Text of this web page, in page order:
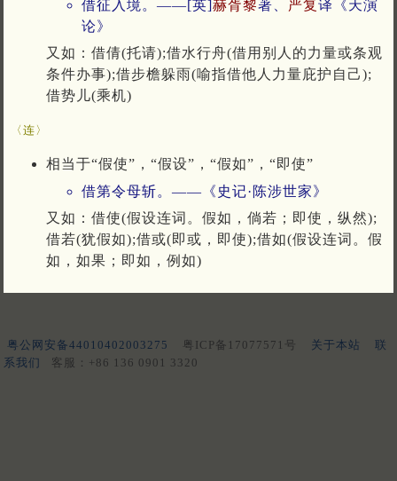
借征入境。——[英]赫胥黎著、 严复译《天演
论》
又如：借倩(托请);借水行舟(借用别人的力量或条观
条件办事);借步檐躲雨(喻指借他人力量庇护自己);
借势儿(乘机)
〈连〉
相当于“假使”，“假设”，“假如”，“即使”
借第令母斩。——《史记·陈涉世家》
又如：借使(假设连词。假如，倘若；即使，纵然);
借若(犹假如);借或(即或，即使);借如(假设连词。假
如，如果；即如，例如)
粤公网安备44010402003275 粤ICP备17077571号 关于本站
联
系我们
客服：+86 136 0901 3320